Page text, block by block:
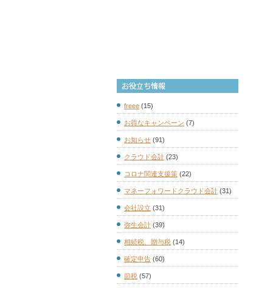
freee (15)
お得なキャンペーン (7)
お知らせ (91)
クラウド会計 (23)
コロナ関連支援策 (22)
マネーフォワードクラウド会計 (31)
会社設立 (31)
弥生会計 (39)
相続税、贈与税 (14)
確定申告 (60)
節税 (57)